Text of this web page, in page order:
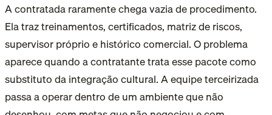
A contratada raramente chega vazia de procedimento.
Ela traz treinamentos, certificados, matriz de riscos,
supervisor próprio e histórico comercial. O problema
aparece quando a contratante trata esse pacote como
substituto da integração cultural. A equipe terceirizada
passa a operar dentro de um ambiente que não